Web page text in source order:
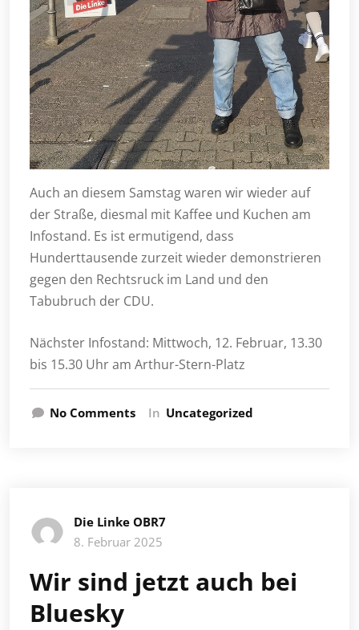
Auch an diesem Samstag waren wir wieder auf
der Straße, diesmal mit Kaffee und Kuchen am
Infostand. Es ist ermutigend, dass
Hunderttausende zurzeit wieder demonstrieren
gegen den Rechtsruck im Land und den
Tabubruch der CDU.
Nächster Infostand: Mittwoch, 12. Februar, 13.30
bis 15.30 Uhr am Arthur-Stern-Platz
No Comments In Uncategorized
Die Linke OBR7
8. Februar 2025
Wir sind jetzt auch bei
Bluesky